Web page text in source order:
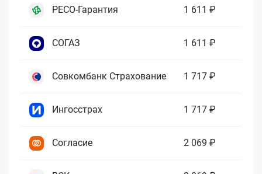
РЕСО-Гарантия 1 611 ₽
СОГАЗ 1 611 ₽
Совкомбанк Страхование 1 717 ₽
Ингосстрах 1 717 ₽
Согласие 2 069 ₽